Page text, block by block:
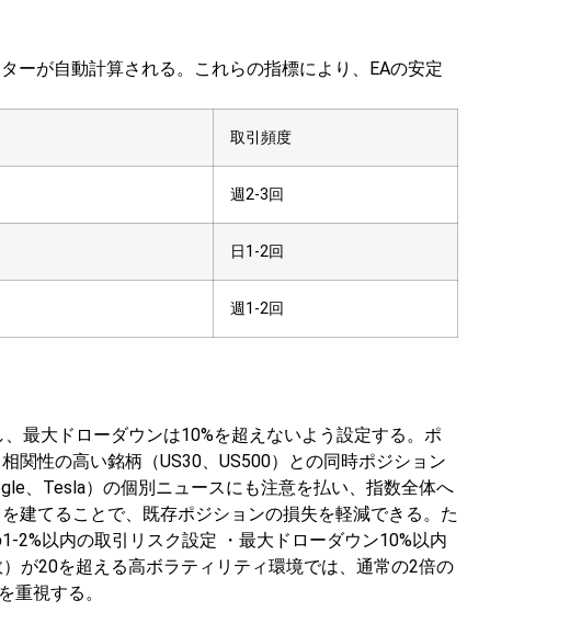
ーが自動計算される。これらの指標により、EAの安定
取引頻度
週2-3回
日1-2回
週1-2回
最大ドローダウンは10%を超えないよう設定する。ポ
相関性の高い銘柄（US30、US500）との同時ポジション
、Tesla）の個別ニュースにも注意を払い、指数全体へ
建てることで、既存ポジションの損失を軽減できる。た
1-2%以内の取引リスク設定
・最大ドローダウン10%以内
が20を超える高ボラティリティ環境では、通常の2倍の
重視する。